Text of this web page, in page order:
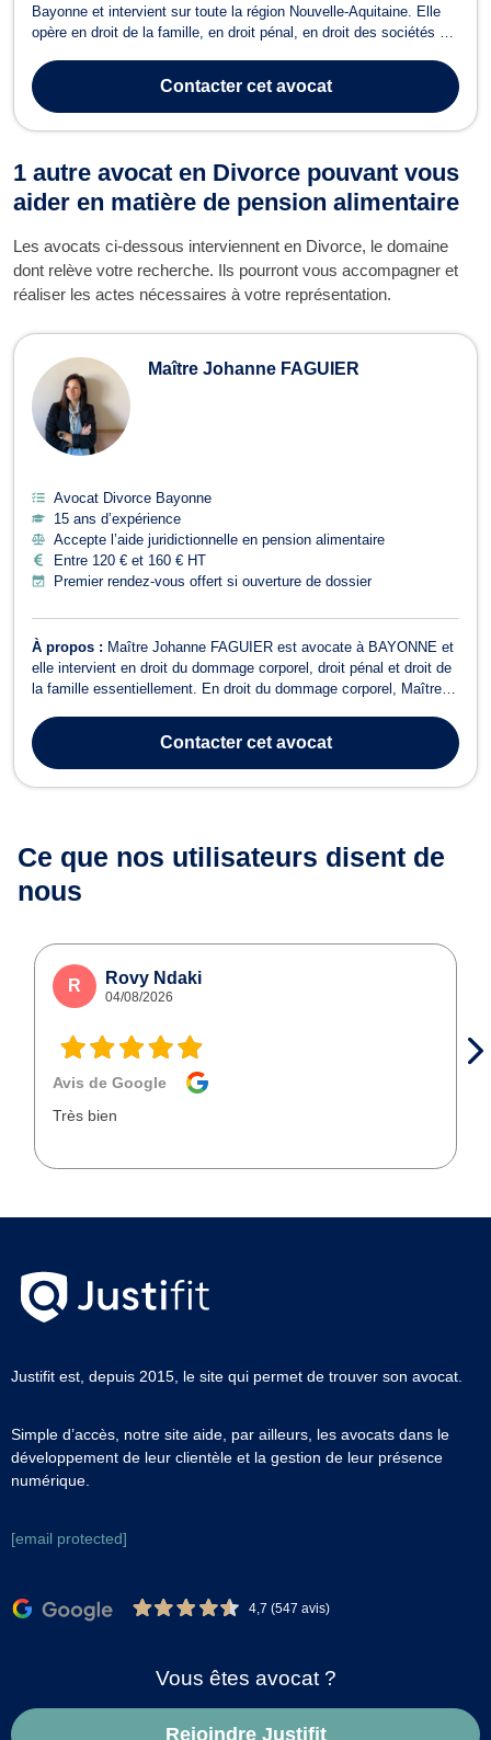
Bayonne et intervient sur toute la région Nouvelle-Aquitaine. Elle
opère en droit de la famille, en droit pénal, en droit des sociétés et
droit de la famille pour vous conseiller et vous accompagner dans
le cad...
Contactercet avocat
1 autre avocat en Divorce pouvant vous
aider en matière de pension alimentaire
Les avocats ci-dessous interviennent en Divorce, le domaine
dont relève votre recherche. Ils pourront vous accompagner et
réaliser les actes nécessaires à votre représentation.
Maître Johanne FAGUIER
Avocat Divorce Bayonne
15 ans d’expérience
Accepte l’aide juridictionnelle en pension alimentaire
Entre 120 € et 160 € HT
Premier rendez-vous offert si ouverture de dossier
À propos : Maître Johanne FAGUIER est avocate à BAYONNE et
elle intervient en droit du dommage corporel, droit pénal et droit de
la famille essentiellement. En droit du dommage corporel, Maître
civiles et pénales) aux victimes d’accident de la circulation,
d'agression, de vi...
Contactercet avocat
Ce que nos utilisateurs disent de
nous
R Rovy Ndaki
04/08/2026
Avis de Google
Très bien
Justifit est, depuis 2015, le site qui permet de trouver son avocat.
Simple d’accès, notre site aide, par ailleurs, les avocats dans le
développement de leur clientèle et la gestion de leur présence
numérique.
[email protected]
4,7 (547 avis)
Vous êtes avocat ?
Rejoindre Justifit